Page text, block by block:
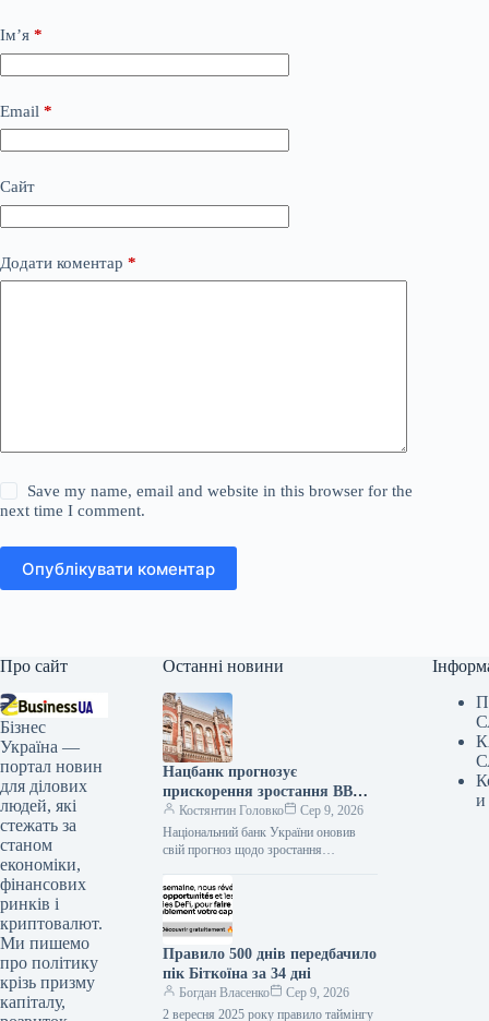
Ім’я *
Email *
Сайт
Додати коментар *
Save my name, email and website in this browser for the
next time I comment.
Опублікувати коментар
Про сайт
Бізнес
Україна —
портал новин
для ділових
людей, які
стежать за
станом
економіки,
фінансових
ринків і
криптовалют.
Ми пишемо
про політику
крізь призму
капіталу,
Останні новини
Нацбанк прогнозує
прискорення зростання ВВП
України до 4,2% на кінець
2026 року
Костянтин Головко
Сер 9, 2026
Національний банк України оновив
свій прогноз щодо зростання
продукту (ВВП). Очікується, що у
третьому кварталі 2026 року…
Правило 500 днів передбачило
пік Біткоїна за 34 дні
Богдан Власенко
Сер 9, 2026
2 вересня 2025 року правило таймінгу
и